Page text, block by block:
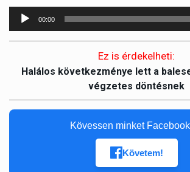
Audió
00:00
Ez is érdekelheti:
Halálos következménye lett a
végzetes döntésnek
Kövessen minket
Követem!